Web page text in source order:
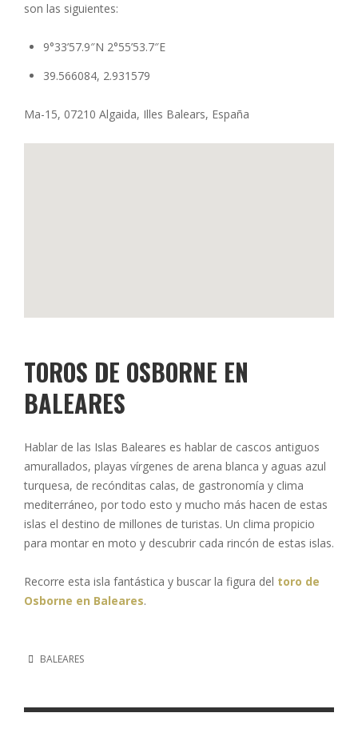
son las siguientes:
9°33’57.9″N 2°55’53.7″E
39.566084, 2.931579
Ma-15, 07210 Algaida, Illes Balears, España
TOROS DE OSBORNE EN
BALEARES
Hablar de las Islas Baleares es hablar de cascos antiguos
amurallados, playas vírgenes de arena blanca y aguas azul
turquesa, de recónditas calas, de gastronomía y clima
mediterráneo, por todo esto y mucho más hacen de estas
islas el destino de millones de turistas. Un clima propicio
para montar en moto y descubrir cada rincón de estas islas.
Recorre esta isla fantástica y buscar la figura del toro de
Osborne en Baleares.
BALEARES